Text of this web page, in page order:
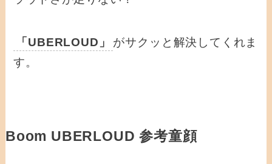
「UBERLOUD」
がサクッと解決してくれま
す。
Boom UBERLOUD 参考童顔